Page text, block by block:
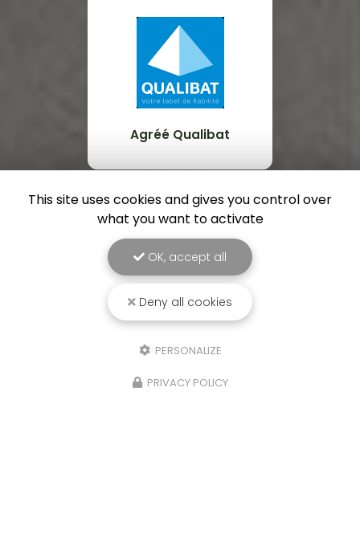
Agréé Qualibat
This site uses cookies and gives you control over
what you want to activate
OK, accept all
Deny all cookies
PERSONALIZE
PRIVACY POLICY